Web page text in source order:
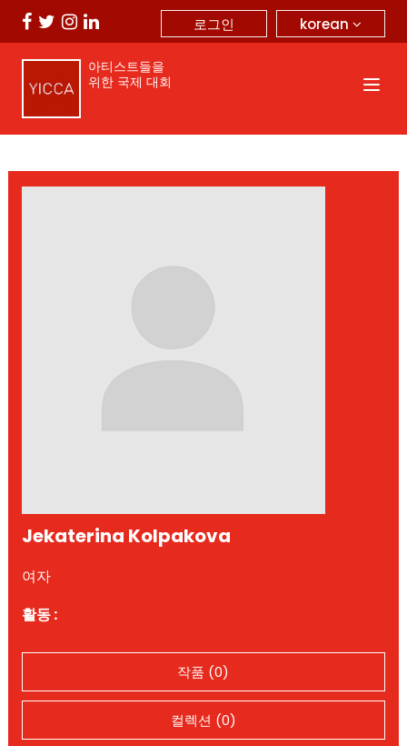
korean
로그인
아티스트들을
위한 국제 대회
Jekaterina Kolpakova
여자
활동 :
작품 (0)
컬렉션 (0)